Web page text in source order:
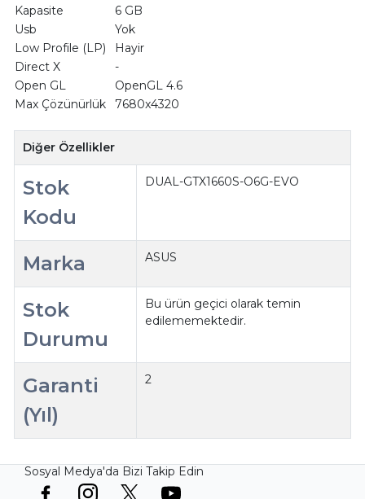
Kapasite
6 GB
Usb
Yok
Low Profile (LP)
Hayir
Direct X
-
Open GL
OpenGL 4.6
Max Çözünürlük
7680x4320
Diğer Özellikler
Stok
Kodu
DUAL-GTX1660S-O6G-EVO
Marka ASUS
Stok
Durumu
Bu ürün geçici olarak temin
edilememektedir.
Garanti
(Yıl)
2
Sosyal Medya'da Bizi Takip Edin